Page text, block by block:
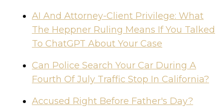
AI And Attorney-Client Privilege: What
The Heppner Ruling Means If You Talked
To ChatGPT About Your Case
Can Police Search Your Car During A
Fourth Of July Traffic Stop In California?
Accused Right Before Father's Day?